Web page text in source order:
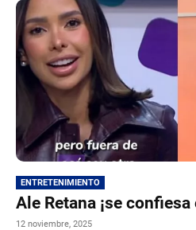
ENTRETENIMIENTO
Ale Retana ¡se
12 noviembre, 2025